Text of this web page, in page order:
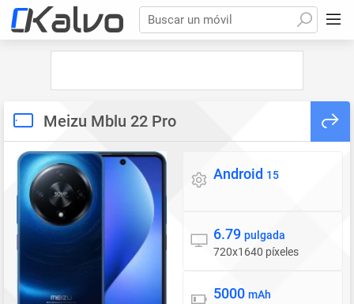
Buscar un móvil
Meizu Mblu 22 Pro
Sistema operativo
Android 15
Pantalla
6.79 pulgada
720x1640 píxeles
Batería
5000 mAh